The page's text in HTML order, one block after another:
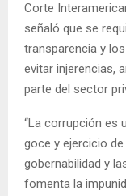
Corte
señaló que se
transparencia y
evitar injerencias,
parte del sector
“La corrupción es
goce y ejercicio
gobernabilidad y
fomenta la